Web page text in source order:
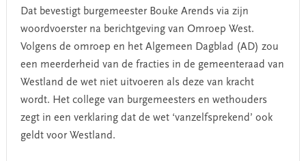
Dat bevestigt burgemeester Bouke Arends via zijn
woordvoerster na berichtgeving van Omroep West.
Volgens de omroep en het Algemeen Dagblad (AD) zou
een meerderheid van de fracties in de gemeenteraad van
Westland de wet niet uitvoeren als deze van kracht
wordt. Het college van burgemeesters en wethouders
zegt in een verklaring dat de wet ‘vanzelfsprekend’ ook
geldt voor Westland.